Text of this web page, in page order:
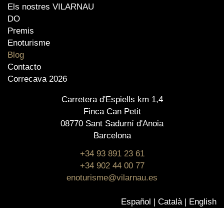
Els nostres VILARNAU
DO
Premis
Enoturisme
Blog
Contacto
Correcava 2026
Carretera d'Espiells km 1,4
Finca Can Petit
08770 Sant Sadurní d'Anoia
Barcelona
+34 93 891 23 61
+34 902 44 00 77
enoturisme@vilarnau.es
Español Català
English